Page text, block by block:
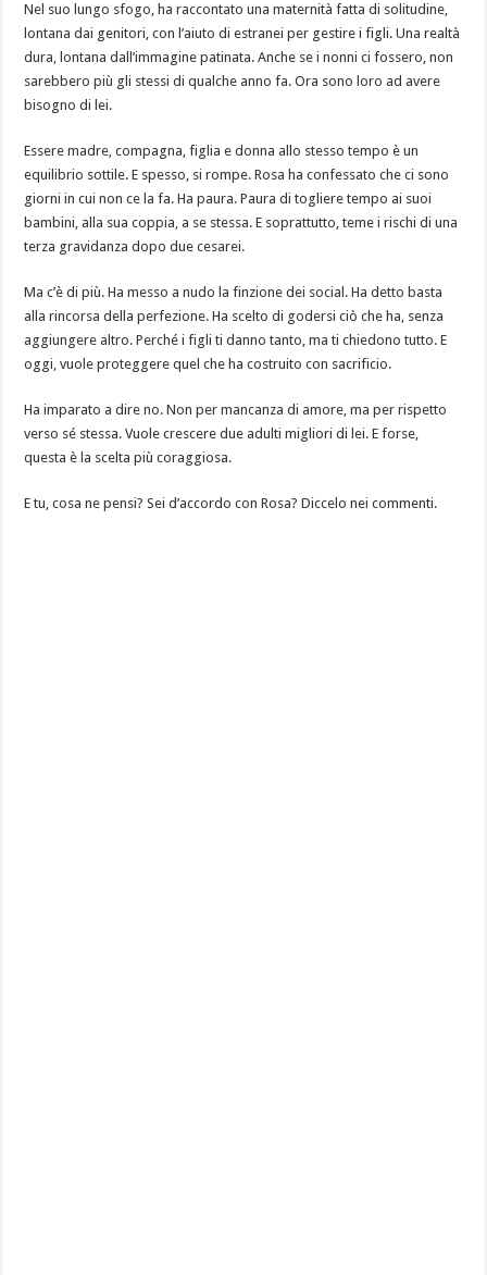
Nel suo lungo sfogo, ha raccontato una maternità fatta di solitudine,
lontana dai genitori, con l’aiuto di estranei per gestire i figli. Una realtà
dura, lontana dall’immagine patinata. Anche se i nonni ci fossero, non
sarebbero più gli stessi di qualche anno fa. Ora sono loro ad avere
bisogno di lei.
Essere madre, compagna, figlia e donna allo stesso tempo è un
equilibrio sottile. E spesso, si rompe. Rosa ha confessato che ci sono
giorni in cui non ce la fa. Ha paura. Paura di togliere tempo ai suoi
bambini, alla sua coppia, a se stessa. E soprattutto, teme i rischi di una
terza gravidanza dopo due cesarei.
Ma c’è di più. Ha messo a nudo la finzione dei social. Ha detto basta
alla rincorsa della perfezione. Ha scelto di godersi ciò che ha, senza
aggiungere altro. Perché i figli ti danno tanto, ma ti chiedono tutto. E
oggi, vuole proteggere quel che ha costruito con sacrificio.
Ha imparato a dire no. Non per mancanza di amore, ma per rispetto
verso sé stessa. Vuole crescere due adulti migliori di lei. E forse,
questa è la scelta più coraggiosa.
E tu, cosa ne pensi? Sei d’accordo con Rosa? Diccelo nei commenti.